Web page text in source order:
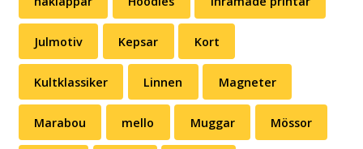
Julmotiv Kepsar Kort
Kultklassiker Linnen Magneter
Marabou mello Muggar Mössor